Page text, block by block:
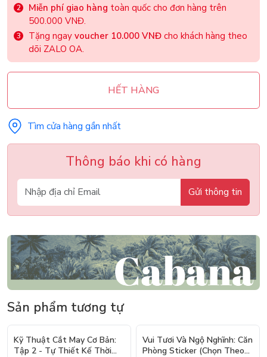
Miễn phí giao hàng toàn quốc cho đơn hàng trên
500.000 VNĐ.
Tặng ngay voucher 10.000 VNĐ cho khách hàng theo
dõi ZALO OA.
HẾT HÀNG
Tìm cửa hàng gần nhất
Thông báo khi có hàng
Gửi thông tin
Sản phẩm tương tự
- 10%
Kỹ Thuật Cắt May Cơ Bản:
Tập 2 - Tự Thiết Kế Thời
Vui Tươi Và Ngộ Nghĩnh: Căn
Phòng Sticker (Chọn Theo